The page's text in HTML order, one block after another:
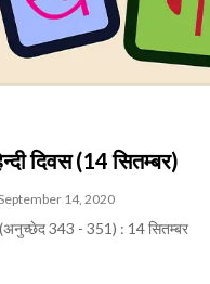
दिवस (14 सितम्बर)
14, 2020
(अनुच्छेद 343 - 351) : 14 सितम्बर